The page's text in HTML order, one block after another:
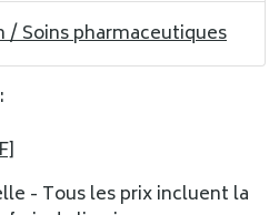
/ Soins pharmaceutiques
:
- Tous les prix incluent la